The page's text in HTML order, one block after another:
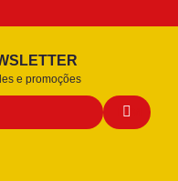
e promoções